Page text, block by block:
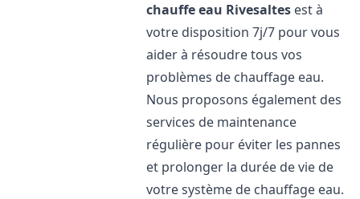
chauffe eau Rivesaltes est à
votre disposition 7j/7 pour vous
aider à résoudre tous vos
problèmes de chauffage eau.
Nous proposons également des
services de maintenance
régulière pour éviter les pannes
et prolonger la durée de vie de
votre système de chauffage eau.